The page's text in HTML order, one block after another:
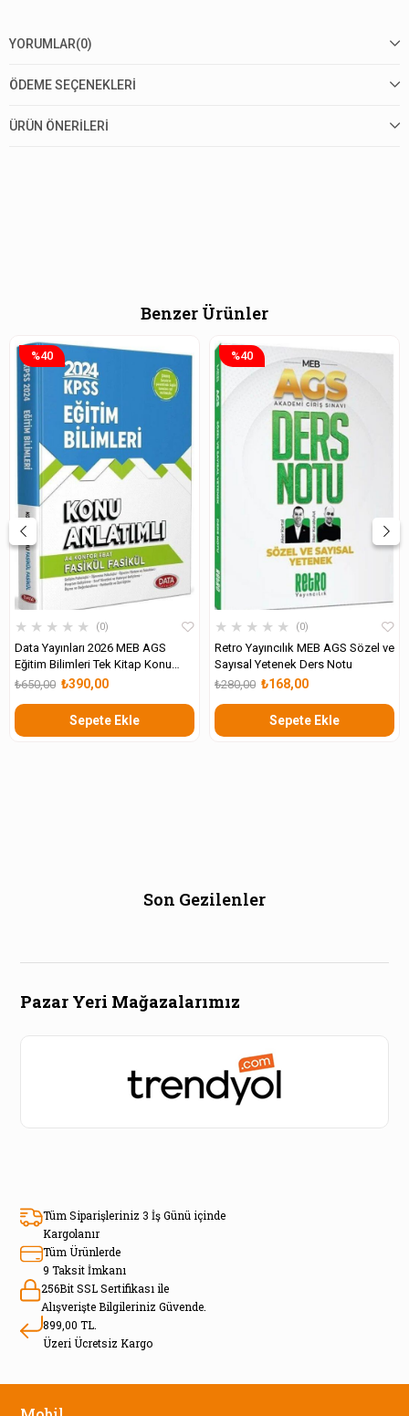
YORUMLAR(0)
ÖDEME SEÇENEKLERI
ÜRÜN ÖNERILERI
Benzer Ürünler
★ ★ ★ ★ ★ 0
Data Yayınları 2026 MEB AGS
Eğitim Bilimleri Tek Kitap Konu
Anlatımlı ₺390,00
₺650,00
Sepete Ekle
%40
★ ★ ★ ★ ★ 0
Retro Yayıncılık MEB AGS Sözel ve
Sayısal Yetenek Ders Notu
₺168,00
₺280,00
Sepete Ekle
%40
Son Gezilenler
Pazar Yeri Mağazalarımız
Tüm Siparişleriniz 3 İş Günü içinde
Kargolanır
Tüm Ürünlerde
9 Taksit İmkanı
256Bit SSL Sertifikası ile
Alışverişte Bilgileriniz Güvende.
899,00 TL.
Üzeri Ücretsiz Kargo